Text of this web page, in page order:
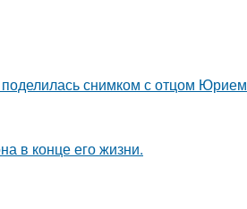
поделилась снимком с отцом Юрием
в конце его жизни.